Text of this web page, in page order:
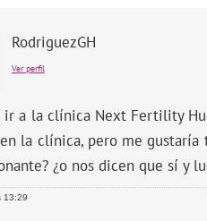
RodriguezGH
Ver perfil
ir a la clínica Next Fertility
la clínica, pero me
¿o nos dicen que sí y
13:29